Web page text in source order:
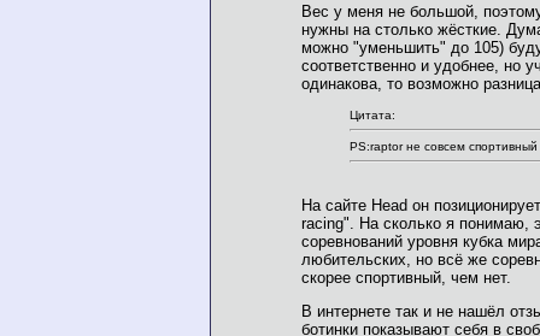
Вес у меня не большой,
нужны на столько жёсткие.
можно "уменьшить" до 105)
соответственно и удобнее, но
одинакова, то возможно
Цитата:
PS:raptor не совсем спортивный
На сайте Head он
racing". На сколько я понимаю,
соревнований уровня кубка
любительских, но всё же
скорее спортивный, чем нет.
В интернете так и не нашёл
ботинки показывают себя в